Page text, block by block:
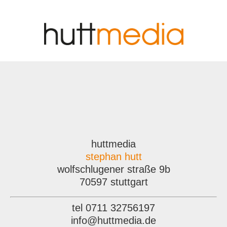
huttmedia
stephan hutt
wolfschlugener straße 9b
70597 stuttgart
tel 0711 32756197
info@huttmedia.de